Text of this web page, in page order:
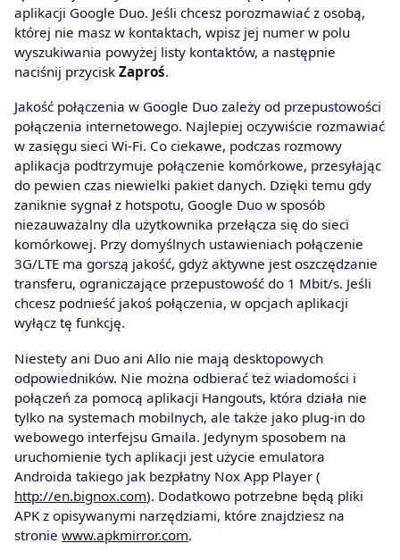
aplikacji Google Duo. Jeśli chcesz porozmawiać z osobą,
której nie masz w kontaktach, wpisz jej numer w polu
wyszukiwania powyżej listy kontaktów, a następnie
naciśnij przycisk Zaproś.
Jakość połączenia w Google Duo zależy od przepustowości
połączenia internetowego. Najlepiej oczywiście rozmawiać
w zasięgu sieci Wi-Fi. Co ciekawe, podczas rozmowy
aplikacja podtrzymuje połączenie komórkowe, przesyłając
do pewien czas niewielki pakiet danych. Dzięki temu gdy
zaniknie sygnał z hotspotu, Google Duo w sposób
niezauważalny dla użytkownika przełącza się do sieci
komórkowej. Przy domyślnych ustawieniach połączenie
3G/LTE ma gorszą jakość, gdyż aktywne jest oszczędzanie
transferu, ograniczające przepustowość do 1 Mbit/s. Jeśli
chcesz podnieść jakoś połączenia, w opcjach aplikacji
wyłącz tę funkcję.
Niestety ani Duo ani Allo nie mają desktopowych
odpowiedników. Nie można odbierać też wiadomości i
połączeń za pomocą aplikacji Hangouts, która działa nie
tylko na systemach mobilnych, ale także jako plug-in do
webowego interfejsu Gmaila. Jedynym sposobem na
uruchomienie tych aplikacji jest użycie emulatora
Androida takiego jak bezpłatny Nox App Player (
http://en.bignox.com). Dodatkowo potrzebne będą pliki
APK z opisywanymi narzędziami, które znajdziesz na
stronie www.apkmirror.com.